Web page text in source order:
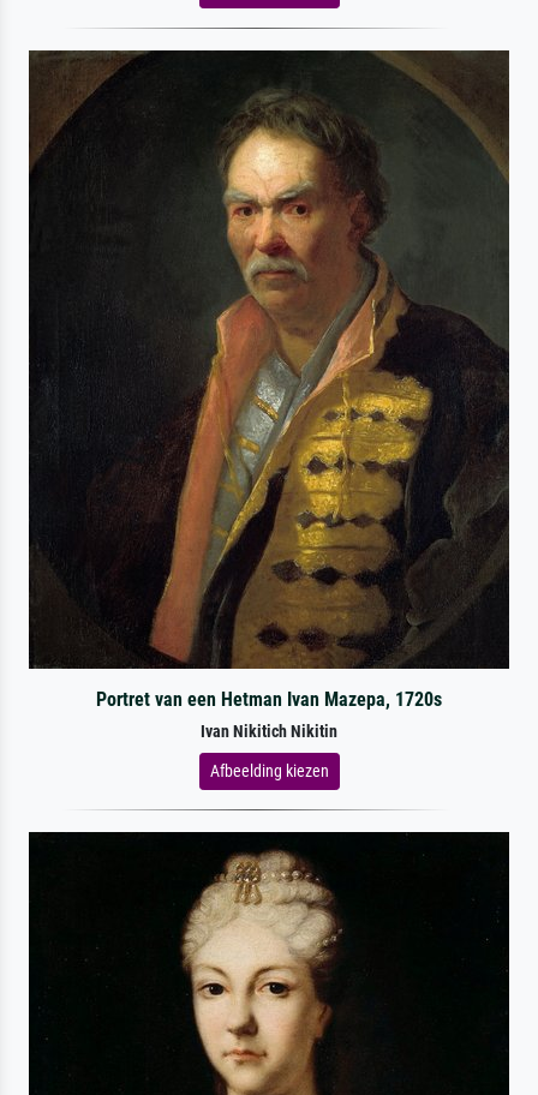
Portret van een Hetman Ivan Mazepa, 1720s
Ivan Nikitich Nikitin
Afbeelding kiezen